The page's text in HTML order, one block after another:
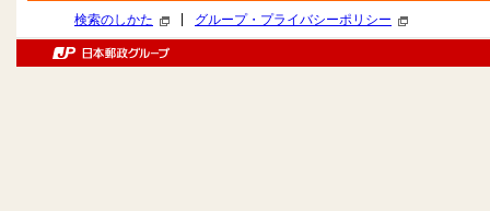
検索のしかた グループ・プライバシーポリシー